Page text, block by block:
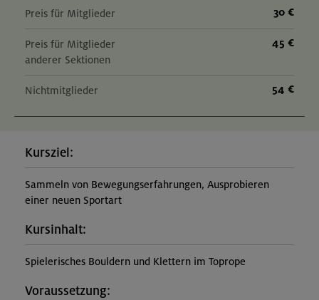
Preis für Mitglieder 30 €
Preis für Mitglieder
anderer Sektionen
45 €
Nichtmitglieder 54 €
Kursziel:
Sammeln von Bewegungserfahrungen, Ausprobieren
einer neuen Sportart
Kursinhalt:
Spielerisches Bouldern und Klettern im Toprope
Voraussetzung: